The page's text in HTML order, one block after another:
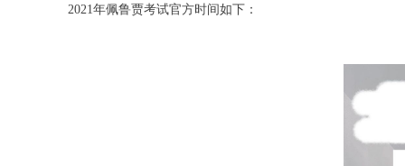
2021年佩鲁贾考试官方时间如下：